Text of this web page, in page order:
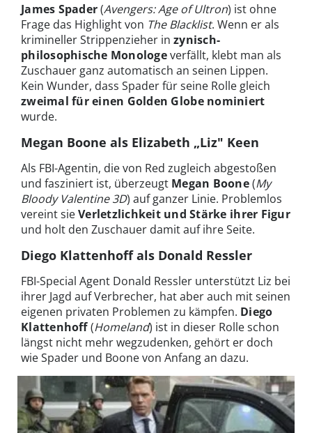
James Spader(Avengers: Age of Ultron) ist ohne
Frage das Highlight von The Blacklist. Wenn er als
krimineller Strippenzieher in zynisch-
philosophische Monologeverfällt, klebt man als
Zuschauer ganz automatisch an seinen Lippen.
Kein Wunder, dass Spader für seine Rolle gleich
zweimal für einen Golden Globe nominiert
wurde.
Megan Boone als Elizabeth „Liz" Keen
Als FBI-Agentin, die von Red zugleich abgestoßen
und fasziniert ist, überzeugt Megan Boone(My
Bloody Valentine 3D) auf ganzer Linie. Problemlos
vereint sieVerletzlichkeit und Stärke ihrer Figur
und holt den Zuschauer damit auf ihre Seite.
Diego Klattenhoff als Donald Ressler
FBI-Special Agent Donald Ressler unterstützt Liz bei
ihrer Jagd auf Verbrecher, hat aber auch mit seinen
eigenen privaten Problemen zu kämpfen. Diego
Klattenhoff(Homeland) ist in dieser Rolle schon
längst nicht mehr wegzudenken, gehört er doch
wie Spader und Boone von Anfang an dazu.